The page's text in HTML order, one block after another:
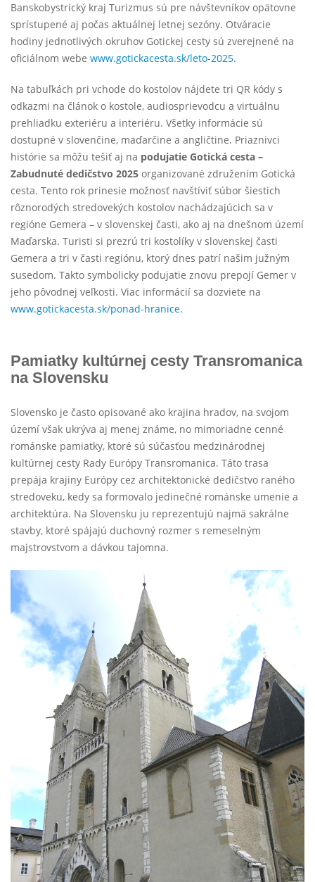
Banskobystrický kraj Turizmus sú pre návštevníkov opätovne
sprístupené aj počas aktuálnej letnej sezóny. Otváracie
hodiny jednotlivých okruhov Gotickej cesty sú zverejnené na
oficiálnom webe www.gotickacesta.sk/leto-2025.
Na tabuľkách pri vchode do kostolov nájdete tri QR kódy s
odkazmi na článok o kostole, audiosprievodcu a virtuálnu
prehliadku exteriéru a interiéru. Všetky informácie sú
dostupné v slovenčine, maďarčine a angličtine. Priaznivci
histórie sa môžu tešiť aj na podujatie Gotická cesta –
Zabudnuté dedičstvo 2025 organizované združením Gotická
cesta. Tento rok prinesie možnosť navštíviť súbor šiestich
rôznorodých stredovekých kostolov nachádzajúcich sa v
regióne Gemera – v slovenskej časti, ako aj na dnešnom území
Maďarska. Turisti si prezrú tri kostolíky v slovenskej časti
Gemera a tri v časti regiónu, ktorý dnes patrí našim južným
susedom. Takto symbolicky podujatie znovu prepojí Gemer v
jeho pôvodnej veľkosti. Viac informácií sa dozviete na
www.gotickacesta.sk/ponad-hranice.
Pamiatky kultúrnej cesty Transromanica
na Slovensku
Slovensko je často opisované ako krajina hradov, na svojom
území však ukrýva aj menej známe, no mimoriadne cenné
románske pamiatky, ktoré sú súčasťou medzinárodnej
kultúrnej cesty Rady Európy Transromanica. Táto trasa
prepája krajiny Európy cez architektonické dedičstvo raného
stredoveku, kedy sa formovalo jedinečné románske umenie a
architektúra. Na Slovensku ju reprezentujú najmä sakrálne
stavby, ktoré spájajú duchovný rozmer s remeselným
majstrovstvom a dávkou tajomna.